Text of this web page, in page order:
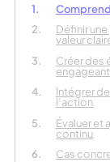
Définir
valeur
Créer des
Intégrer
l’action
Évaluer et
continu
Cas